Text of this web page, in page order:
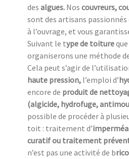
des algues. Nos couvreurs,
sont des artisans
à l’ouvrage, et vous
Suivant le type de toiture
organiserons une méthode
Cela peut s’agir de
haute pression, l’emploi d’
encore de produit de
(algicide, hydrofuge,
possible de procéder à
toit : traitement d’
curatif ou traitement
n’est pas une activité de b